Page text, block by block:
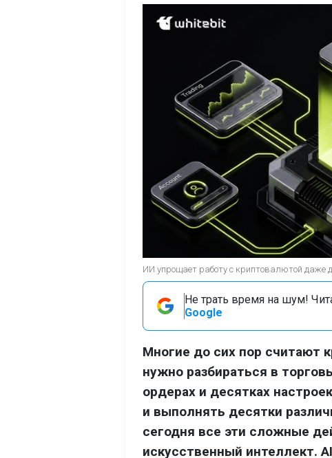
ИИ упрощает работу с криптовалютой даже
Не трать время на шум!
Google
Многие до сих пор считают
нужно разбираться в
ордерах и десятках
и выполнять десятки
сегодня все эти сложные
искусственный интеллект.